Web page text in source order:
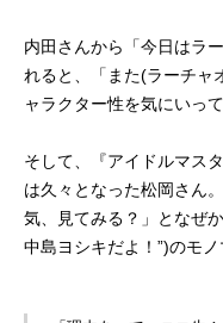
内田さんから「今日はラ
れると、「また(ラーチャ
ャラクター性を気にいって
そして、『アイドルマス
は久々となった松岡さん
気、見てみる？」となぜ
中島ヨシキだよ！”)のモ